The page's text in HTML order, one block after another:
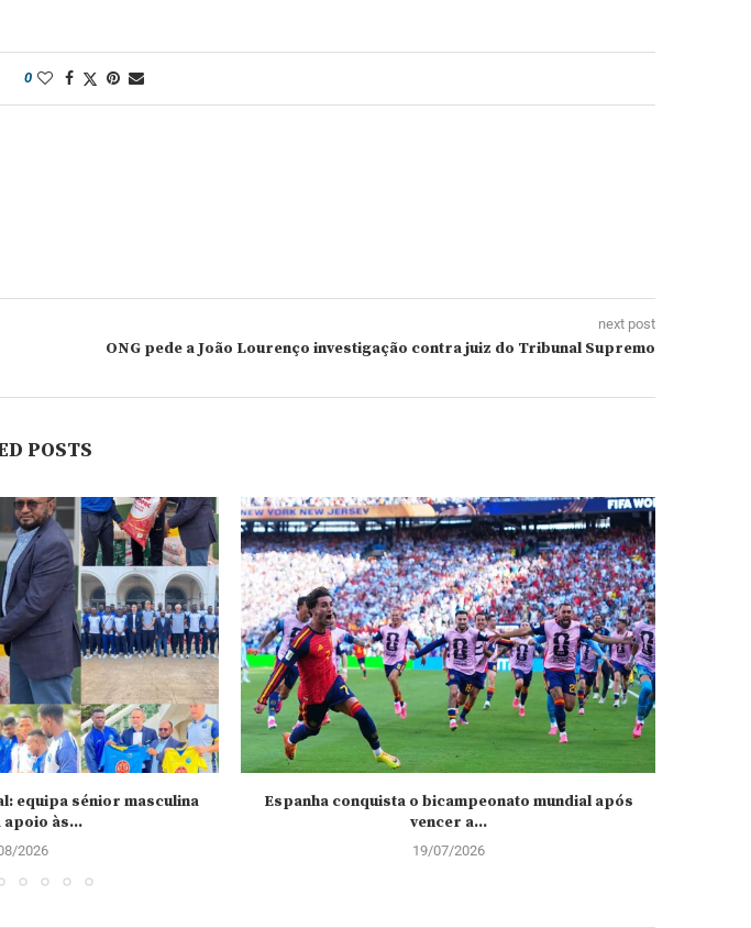
0
next post
ONG pede a João Lourenço investigação contra juiz do Tribunal Supremo
POSTS
equipa sénior masculina
às...
2026
Espanha conquista o bicampeonato mundial após
vencer a...
19/07/2026